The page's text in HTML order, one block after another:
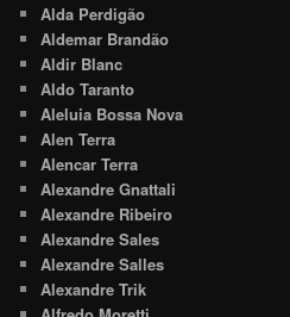
Alda Perdigão
Aldemar Brandão
Aldir Blanc
Aldo Taranto
Aleluia Bossa Nova
Alen Terra
Alencar Terra
Alexandre Gnattali
Alexandre Ribeiro
Alexandre Sales
Alexandre Salles
Alexandre Trik